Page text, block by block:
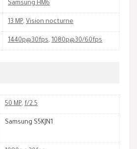
Samsung HM6
13 MP, Vision nocturne
1440p@30fps, 1080p@30/60fps
50 MP, f/2.5
Samsung S5KJN1